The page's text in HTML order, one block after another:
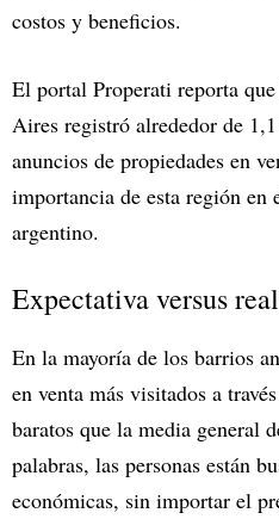
costos y beneficios.
El portal Properati reporta
Aires registró alrededor de
anuncios de propiedades en
importancia de esta región
argentino.
Expectativa versus
En la mayoría de los barrios
en venta más visitados a
baratos que la media general
palabras, las personas están
económicas, sin importar el